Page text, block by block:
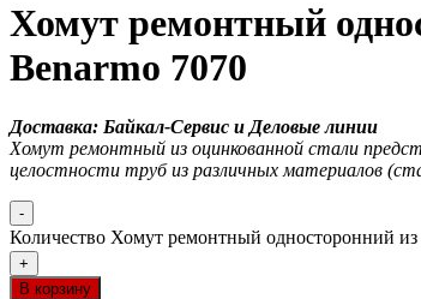
Хомут ремонтный
Benarmo 7070
Доставка: Байкал-Сервис и Деловые линии
Хомут ремонтный из оцинкованной стали
целостности труб из различных материалов
-
Количество Хомут ремонтный односторонний
+
В корзину